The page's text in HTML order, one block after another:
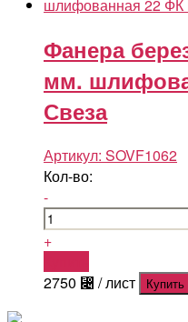
Фанера
мм.
Свеза
Артикул: SOVF1062
Кол-во:
-
+
2750 ⃄ / лист